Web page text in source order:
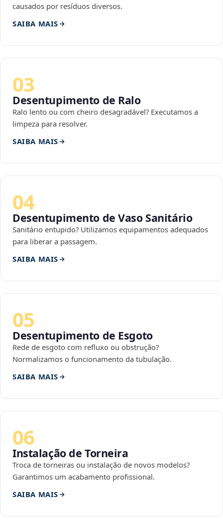
causados por resíduos diversos.
SAIBA MAIS
03
Desentupimento de Ralo
Ralo lento ou com cheiro desagradável? Executamos a
limpeza para resolver.
SAIBA MAIS
04
Desentupimento de Vaso Sanitário
Sanitário entupido? Utilizamos equipamentos adequados
para liberar a passagem.
SAIBA MAIS
05
Desentupimento de Esgoto
Rede de esgoto com refluxo ou obstrução?
Normalizamos o funcionamento da tubulação.
SAIBA MAIS
06
Instalação de Torneira
Troca de torneiras ou instalação de novos modelos?
Garantimos um acabamento profissional.
SAIBA MAIS